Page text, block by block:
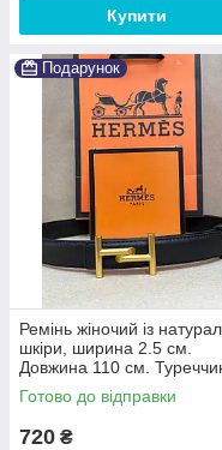
Купити
Подарунок
Ремінь жіночий із
шкіри, ширина 2.5 см.
Довжина 110 см.
Готово до відправки
720 ₴